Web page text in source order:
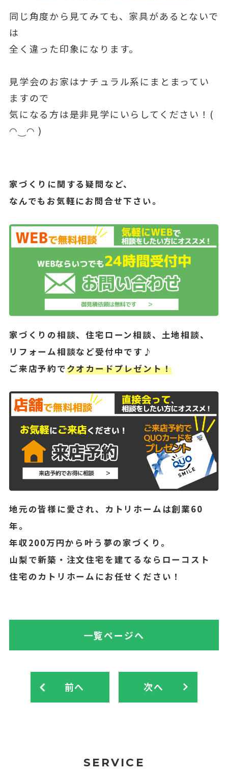
同じ角度から見てみても、家具があるとないで
は
全く違った印象になります。
見学会のお家はナチュラル系にまとまってい
ますので
気になる方は是非見学にいらしてください！(
◠‿◠ )
家づくりに関する疑問など、
なんでもお気軽にお問合せ下さい。
家づくりの相談、住宅ローン相談、土地相談、
リフォーム相談など受付中です♪
ご来店予約でクオカードプレゼント！
地元の皆様に愛され、カトリホームは創業60
年。
年収200万円から叶う夢の家づくり。
山梨で新築・注文住宅を建てるならローコスト
住宅のカトリホームにお任せください！
前へ
一覧ページへ
次へ
SERVICE